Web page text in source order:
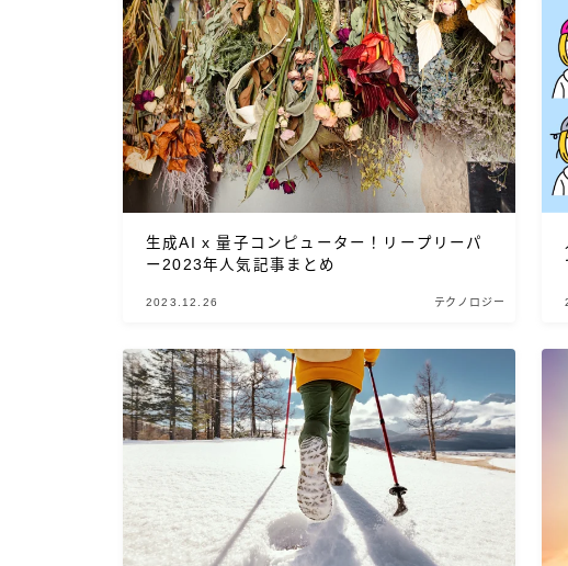
生成AI x 量子コンピューター！リープリーパ
ー2023年人気記事まとめ
2023.12.26 テクノロジー